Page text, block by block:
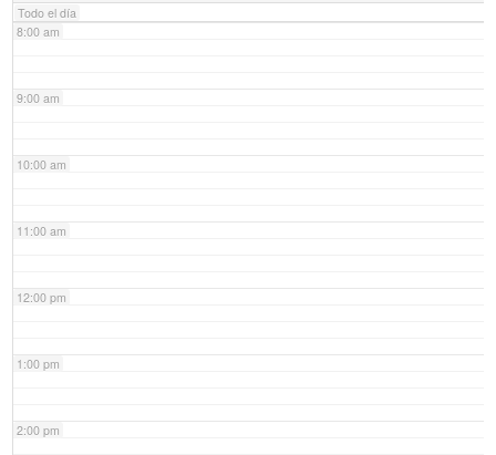
Todo el día
8:00 am
9:00 am
10:00 am
11:00 am
12:00 pm
1:00 pm
2:00 pm